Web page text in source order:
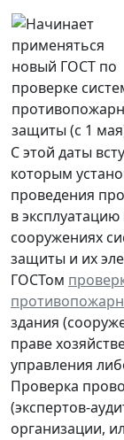
С этой даты
которым
проведения
в
сооружениях
защиты и их
ГОСТом
здания
праве
управления
Проверка
(экспертов-
организации,